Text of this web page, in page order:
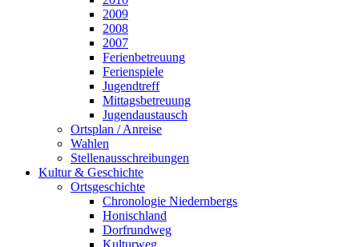
2009
2008
2007
Ferienbetreuung
Ferienspiele
Jugendtreff
Mittagsbetreuung
Jugendaustausch
Ortsplan / Anreise
Wahlen
Stellenausschreibungen
Kultur & Geschichte
Ortsgeschichte
Chronologie Niedernbergs
Honischland
Dorfrundweg
Kulturweg